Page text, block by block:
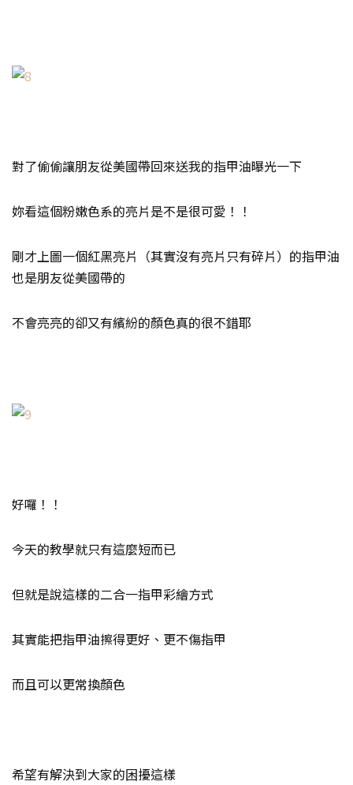
對了偷偷讓朋友從美國帶回來送我的指甲油曝光一下
妳看這個粉嫩色系的亮片是不是很可愛！！
剛才上圖一個紅黑亮片（其實沒有亮片只有碎片）的指甲油
也是朋友從美國帶的
不會亮亮的卻又有繽紛的顏色真的很不錯耶
好囉！！
今天的教學就只有這麼短而已
但就是說這樣的二合一指甲彩繪方式
其實能把指甲油擦得更好、更不傷指甲
而且可以更常換顏色
希望有解決到大家的困擾這樣